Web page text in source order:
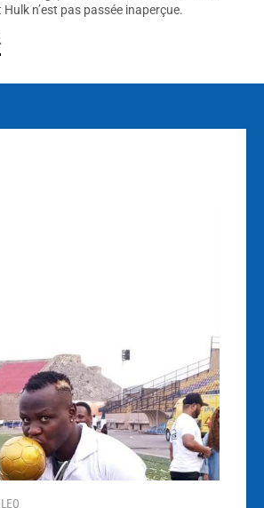
n’est pas passée inaperçue.